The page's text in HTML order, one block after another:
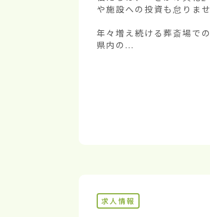
や施設への投資も怠りませ
年々増え続ける葬斎場で
県内の...
求人情報